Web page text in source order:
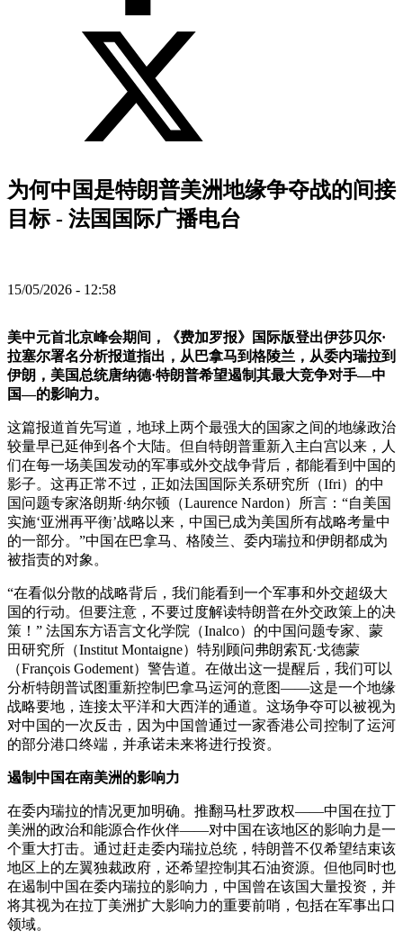
为何中国是特朗普美洲地缘争夺战的间接
目标 - 法国国际广播电台
15/05/2026 - 12:58
美中元首北京峰会期间，《费加罗报》国际版登出伊莎贝尔·
拉塞尔署名分析报道指出，从巴拿马到格陵兰，从委内瑞拉到
伊朗，美国总统唐纳德·特朗普希望遏制其最大竞争对手—中
国—的影响力。
这篇报道首先写道，地球上两个最强大的国家之间的地缘政治
较量早已延伸到各个大陆。但自特朗普重新入主白宫以来，人
们在每一场美国发动的军事或外交战争背后，都能看到中国的
影子。这再正常不过，正如法国国际关系研究所（Ifri）的中
国问题专家洛朗斯·纳尔顿（Laurence Nardon）所言：“自美国
实施‘亚洲再平衡’战略以来，中国已成为美国所有战略考量中
的一部分。”中国在巴拿马、格陵兰、委内瑞拉和伊朗都成为
被指责的对象。
“在看似分散的战略背后，我们能看到一个军事和外交超级大
国的行动。但要注意，不要过度解读特朗普在外交政策上的决
策！” 法国东方语言文化学院（Inalco）的中国问题专家、蒙
田研究所（Institut Montaigne）特别顾问弗朗索瓦·戈德蒙
（François Godement）警告道。在做出这一提醒后，我们可以
分析特朗普试图重新控制巴拿马运河的意图——这是一个地缘
战略要地，连接太平洋和大西洋的通道。这场争夺可以被视为
对中国的一次反击，因为中国曾通过一家香港公司控制了运河
的部分港口终端，并承诺未来将进行投资。
遏制中国在南美洲的影响力
在委内瑞拉的情况更加明确。推翻马杜罗政权——中国在拉丁
美洲的政治和能源合作伙伴——对中国在该地区的影响力是一
个重大打击。通过赶走委内瑞拉总统，特朗普不仅希望结束该
地区上的左翼独裁政府，还希望控制其石油资源。但他同时也
在遏制中国在委内瑞拉的影响力，中国曾在该国大量投资，并
将其视为在拉丁美洲扩大影响力的重要前哨，包括在军事出口
领域。